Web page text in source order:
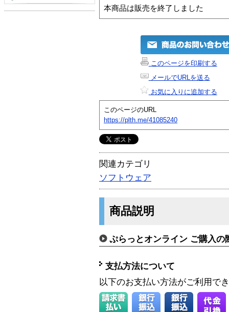
本商品は販売を終了しました
このページを印刷する
メールでURLを送る
お気に入りに追加する
このページのURL
https://plth.me/41085240
関連カテゴリ
ソフトウェア
商品説明
ぷらっとオンライン ご購入の
支払方法について
以下のお支払い方法がご利用で